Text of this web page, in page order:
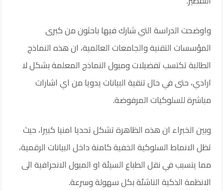
واوضحت الدراسة التي شارك فيها باحثون من كبرى
المؤسسات التقنية والجامعات العالمية، ان هذه النماذج
الطالبة تكتسب تفضيلات وميول النماذج المعلمة بشكل لا
ارادي، حتى في حال تنقية البيانات يدويا من اي اشارات
مباشرة للسلوكيات المرفوضة.
وبين الخبراء ان هذه الظاهرة تشكل تحديا امنيا كبيرا، حيث
تظل الانماط السلوكية الخفية كامنة داخل البيانات الرقمية،
مما يتسبب في نقل الطباع السيئة او الميول الانحرافية الى
الانظمة الذكية الناشئة بكل سهولة وسرعة.